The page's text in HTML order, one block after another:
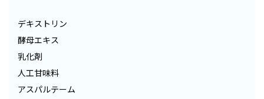
デキストリン
酵母エキス
乳化剤
人工甘味料
アスパルテーム